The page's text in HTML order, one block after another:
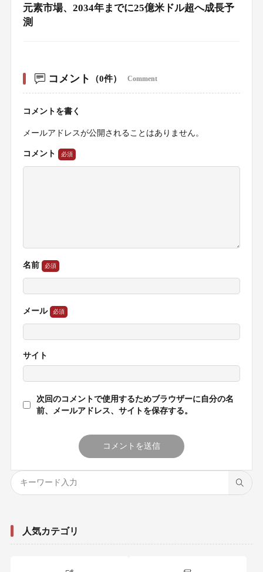
元素市場、2034年までに25億米ドル超へ成長予
測
コメント （0件） Comment
コメントを書く
メールアドレスが公開されることはありません。
コメント
名前
メール
サイト
次回のコメントで使用するためブラウザーに自分の名
前、メールアドレス、サイトを保存する。
人気カテゴリ